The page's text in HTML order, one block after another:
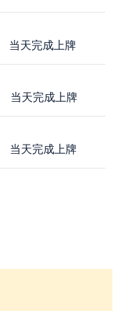
当天完成上牌
当天完成上牌
当天完成上牌